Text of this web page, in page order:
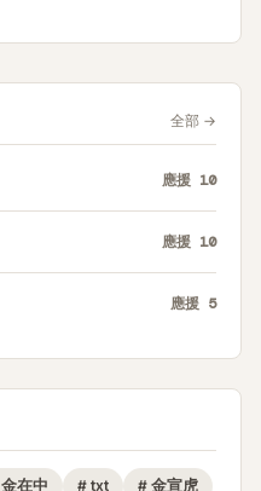
全部 →
應援 10
應援 10
應援 5
金在中 # txt # 金宣虎